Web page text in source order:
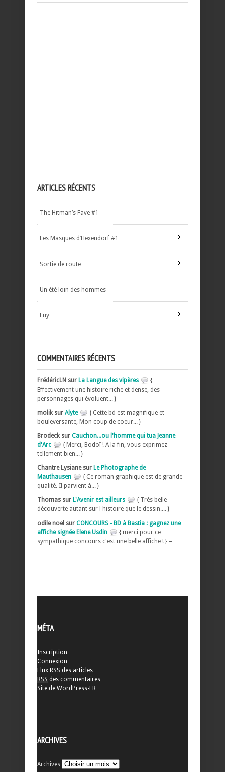
ARTICLES RÉCENTS
The Hitman’s Fave #1
Les Masques d’Hexendorf #1
Sortie de route
Un été loin des hommes
Euy
COMMENTAIRES RÉCENTS
FrédéricLN sur La Langue des vipères
{
Effectivement une histoire riche et dense, des
personnages qui évoluent... } –
molik sur Alyte
{ Cette bd est magnifique et
bouleversante, Mon coup de coeur... } –
Brodeck sur Cauchon...ou l'homme qui tua Jeanne
d'Arc
{ Merci, Bodoï ! A la fin, vous exprimez
tellement bien... } –
Chantre Lysiane sur Le Photographe de
Mauthausen
{ Ce roman graphique est de grande
qualité. Il parvient à... } –
Thomas sur L'Avenir est ailleurs
{ Très belle
découverte autant sur l histoire que le dessin.... } –
odile noel sur CONCOURS - BD à Bastia : gagnez une
affiche signée Elene Usdin
{ merci pour ce
sympathique concours c'est une belle affiche ! } –
MÉTA
Inscription
Connexion
Flux RSS des articles
RSS des commentaires
Site de WordPress-FR
ARCHIVES
Archives